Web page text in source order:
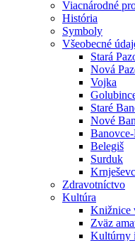
Viacnárodné
História
Symboly
Všeobecné
Stará
Nová
Vojka
Staré
Nové
Belegiš
Surduk
Zdravotníctvo
Kultúra
Knižnice
Zväz
Kultúrny